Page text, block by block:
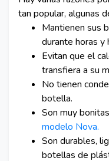
tan popular, algunas
Mantienen sus
durante horas y
Evitan que el
transfiera a su
No tienen
botella.
Son muy bonitas
modelo Nova.
Son durables,
botellas de